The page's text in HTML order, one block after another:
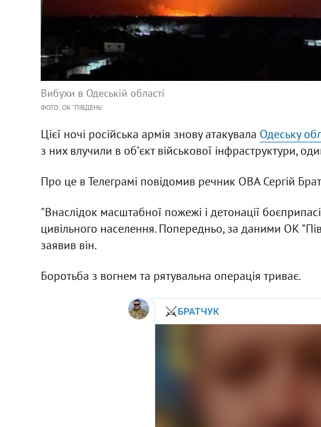
Вибухи в Одеській області
ФОТО: ОК "ПІВДЕНЬ"
Цієї ночі російська армія знову атакувала Одеську
з них влучили в обʼєкт військової інфраструктури,
Про це в Телеграмі повідомив речник ОВА Сергій
"Внаслідок масштабної пожежі і детонації
цивільного населення. Попередньо, за даними ОК
заявив він.
Боротьба з вогнем та рятувальна операція триває.